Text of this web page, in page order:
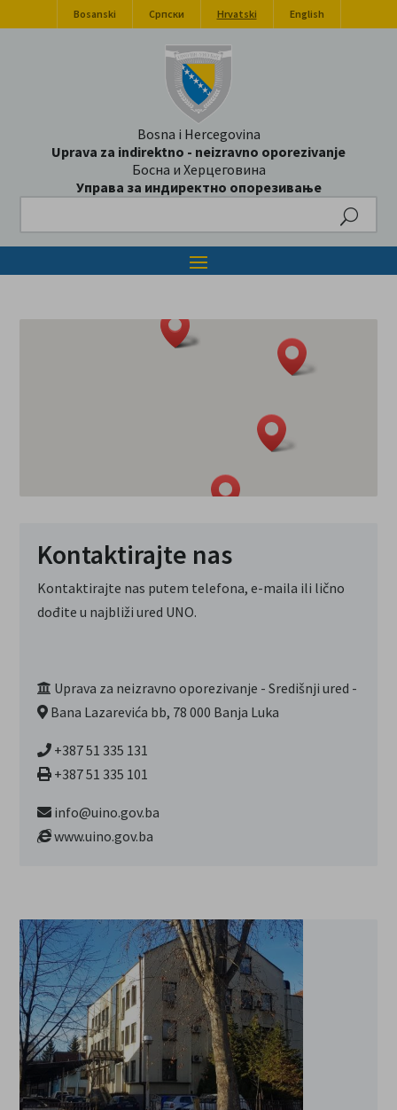
Bosanski Српски Hrvatski English
Bosna i Hercegovina
Uprava za indirektno - neizravno oporezivanje
Босна и Херцеговина
Управа за индиректно опорезивање
Kontaktirajte nas
Kontaktirajte nas putem telefona, e-maila ili lično
dođite u najbliži ured UNO.
Uprava za neizravno oporezivanje - Središnji ured -
Bana Lazarevića bb, 78 000 Banja Luka
+387 51 335 131
+387 51 335 101
info@uino.gov.ba
www.uino.gov.ba